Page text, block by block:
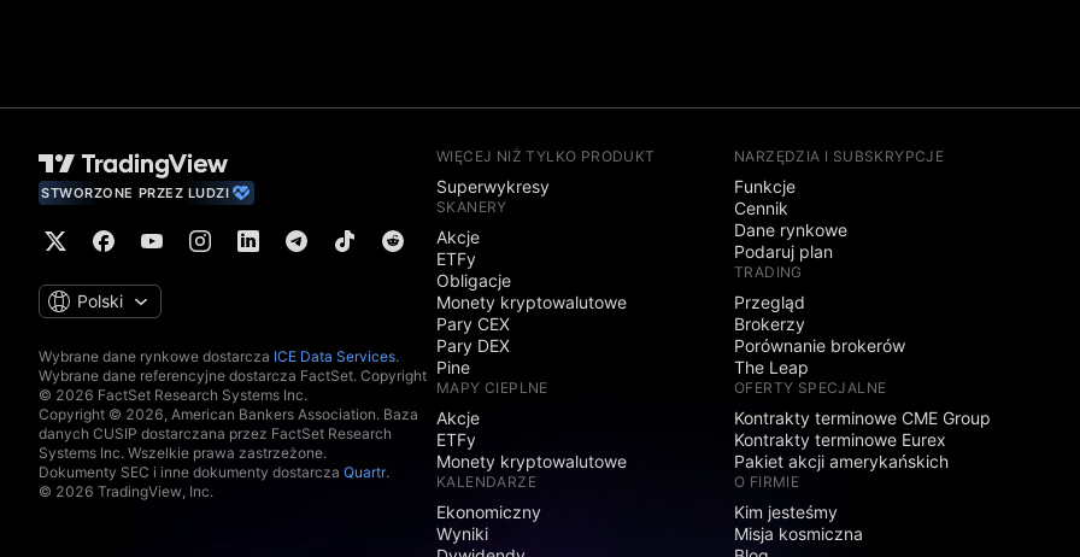
STWORZONE PRZEZ LUDZI
Polski
Wybrane dane rynkowe dostarcza ICE Data Services.
Wybrane dane referencyjne dostarcza FactSet. Copyright
© 2026 FactSet Research Systems Inc.
Copyright © 2026, American Bankers Association. Baza
danych CUSIP dostarczana przez FactSet Research
Systems Inc. Wszelkie prawa zastrzeżone.
Dokumenty SEC i inne dokumenty dostarcza Quartr.
© 2026 TradingView, Inc.
WIĘCEJ NIŻ TYLKO PRODUKT
Superwykresy
SKANERY
Akcje
ETFy
Obligacje
Monety kryptowalutowe
Pary CEX
Pary DEX
Pine
MAPY CIEPLNE
Akcje
ETFy
Monety kryptowalutowe
KALENDARZE
Ekonomiczny
Wyniki
NARZĘDZIA I SUBSKRYPCJE
Funkcje
Cennik
Dane rynkowe
Podaruj plan
TRADING
Przegląd
Brokerzy
Porównanie brokerów
The Leap
OFERTY SPECJALNE
Kontrakty terminowe CME Group
Kontrakty terminowe Eurex
Pakiet akcji amerykańskich
O FIRMIE
Kim jesteśmy
Misja kosmiczna